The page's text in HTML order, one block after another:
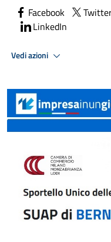
Facebook
LinkedIn
Vedi azioni